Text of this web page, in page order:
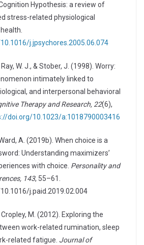
Hypothesis: a review of
stress-related physiological
j.jpsychores.2005.06.074
Ray, W. J., & Stober, J. (1998). Worry:
intimately linked to
and interpersonal behavioral
Therapy and Research, 22(6),
doi.org/10.1023/a:1018790003416
A. (2019b). When choice is a
Understanding maximizers’
with choice. Personality and
143, 55–61.
j.paid.2019.02.004
M. (2012). Exploring the
work-related rumination, sleep
related fatigue. Journal of